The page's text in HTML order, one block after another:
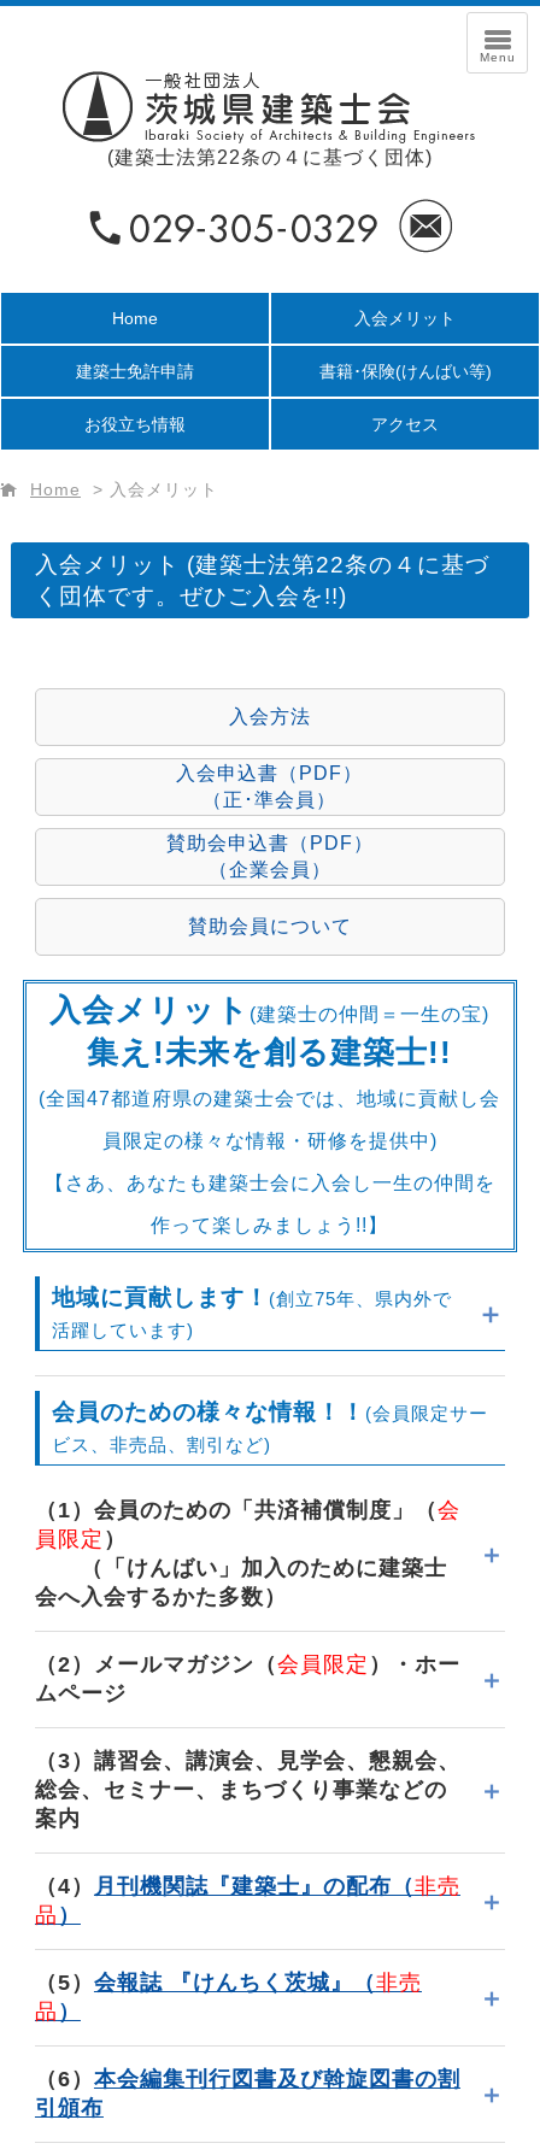
(建築士法第22条の４に基づく団体)
Home 入会メリット
建築士免許申請 書籍･保険(けんばい等)
お役立ち情報 アクセス
Home > 入会メリット
入会メリット (建築士法第22条の４に基づ
く団体です。ぜひご入会を!!)
入会方法
入会申込書（PDF）
（正･準会員）
賛助会申込書（PDF）
（企業会員）
賛助会員について
入会メリット (建築士の仲間＝一生の宝)
集え!未来を創る建築士!!
(全国47都道府県の建築士会では、地域に貢献し会
員限定の様々な情報・研修を提供中)
【さあ、あなたも建築士会に入会し一生の仲間を
作って楽しみましょう!!】
地域に貢献します！ (創立75年、県内外で
活躍しています)
木造住宅耐震診断士の養成講習
空き家相談会
会員のための様々な情報！！ (会員限定サー
ビス、非売品、割引など)
（1）会員のための「共済補償制度」（会
員限定 ）
（「けんばい」加入のために建築士
会へ入会するかた多数）
「勤務建築士用」を創設
こうばい『工事総合補償』
トータルサポート（団体総合生活補償保険）
（2）メールマガジン（会員限定 ）・ホー
ムページ
を探そう」net（有料）格安の会員限定サービ
ス
（3）講習会、講演会、見学会、懇親会、
総会、セミナー、まちづくり事業などの
案内
度判定士養成講習会（5年毎に更新）
木造住宅耐震診断士養成講習（5年に1度）
存住宅状況調査技術者講習（3年に1度）
茨城県知事指定「建築士会 技術講習会」（5年
に1度）
（4） 月刊機関誌『建築士』の配布（非売
品 ）
会員限定のセミナーも
（5） 会報誌 『けんちく茨城』（非売
品 ）
（6） 本会編集刊行図書及び斡旋図書の割
引頒布